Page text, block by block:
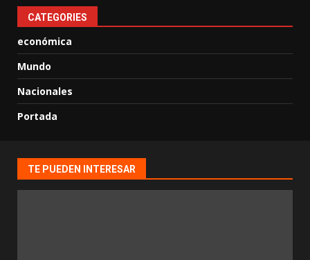
CATEGORIES
económica
Mundo
Nacionales
Portada
TE PUEDEN INTERESAR